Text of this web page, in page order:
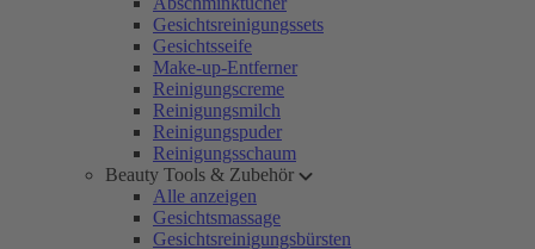
Gesichtsreinigungssets
Gesichtsseife
Make-up-Entferner
Reinigungscreme
Reinigungsmilch
Reinigungspuder
Reinigungsschaum
Beauty Tools & Zubehör
Alle anzeigen
Gesichtsmassage
Gesichtsreinigungsbürsten